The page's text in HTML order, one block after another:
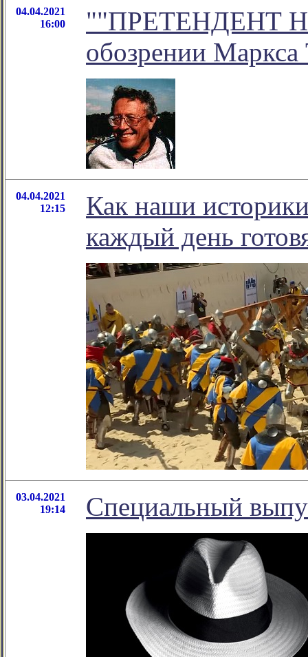
04.04.2021
16:00
""ПРЕТЕНДЕНТ
обозрении Маркса
04.04.2021
12:15
Как наши
каждый день
03.04.2021
19:14
Специальный